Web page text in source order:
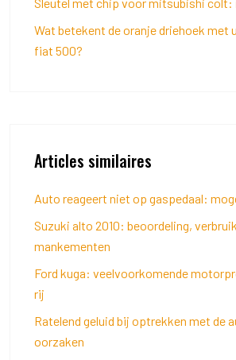
Wat betekent de oranje driehoek met
fiat 500?
Articles similaires
Auto reageert niet op gaspedaal:
Suzuki alto 2010: beoordeling,
mankementen
Ford kuga: veelvoorkomende
rij
Ratelend geluid bij optrekken met de
oorzaken